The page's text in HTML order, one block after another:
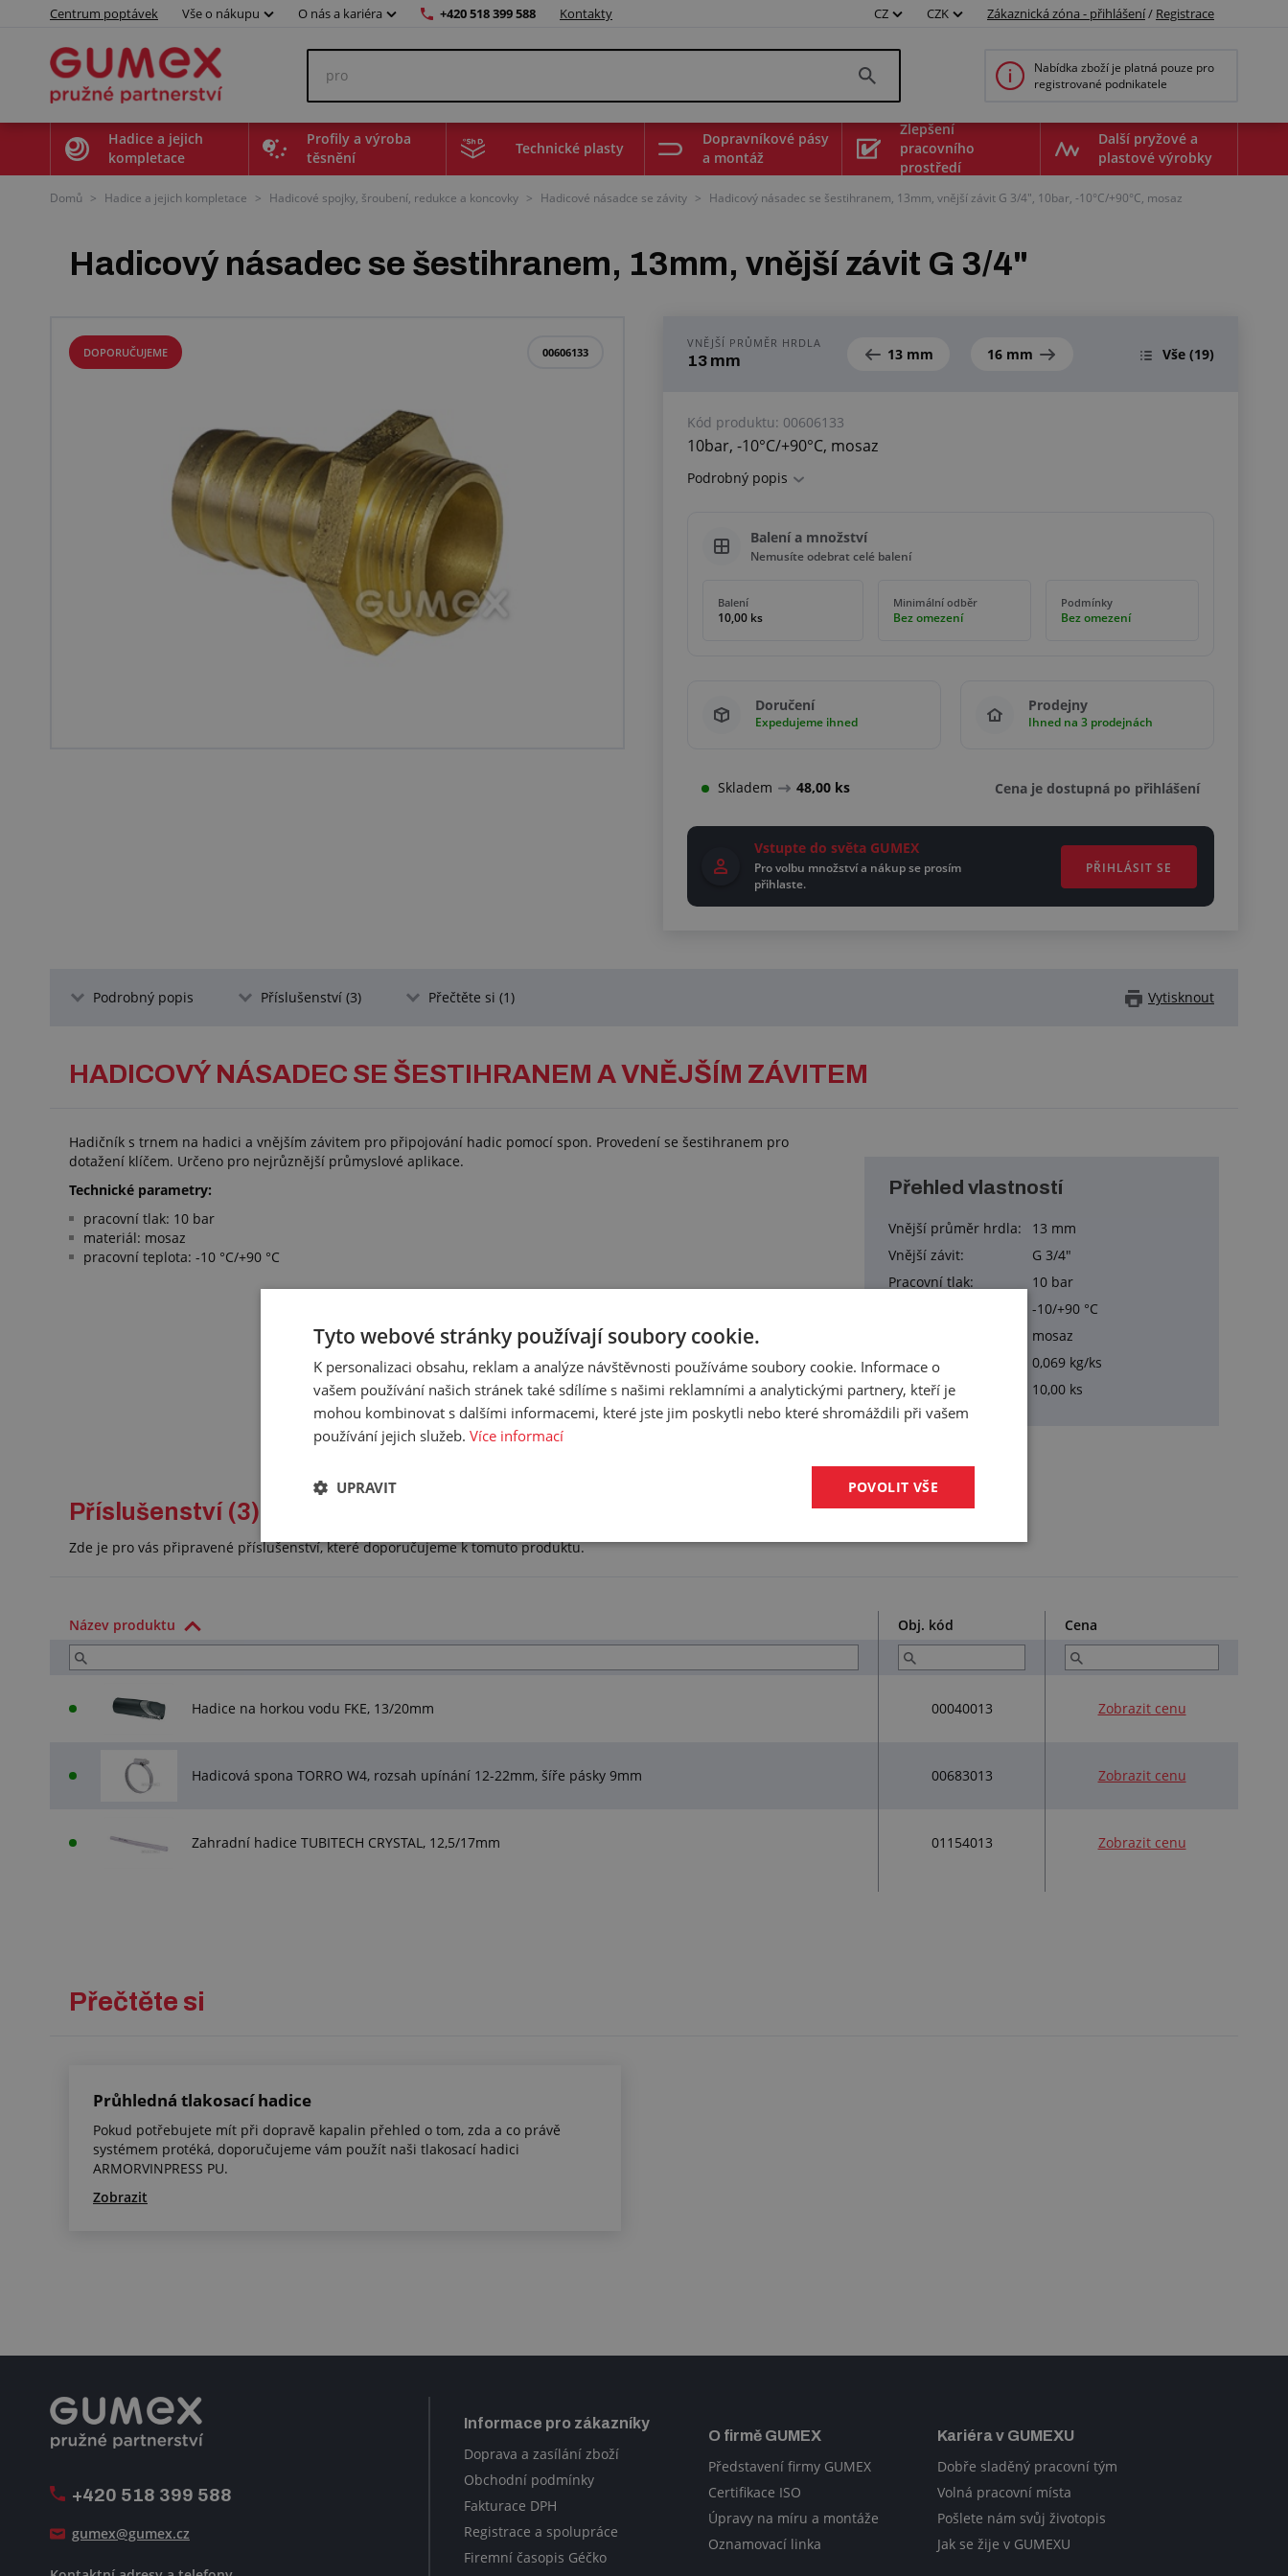
Centrum poptávek Vše o nákupu O nás a kariéra +420 518 399 588 Kontakty CZ CZK Zákaznická zóna - přihlášení/ Registrace
Nabídka zboží je platná pouze pro
registrované podnikatele
Hadice a jejich
kompletace
Profily a výroba
těsnění
Technické plasty
Dopravníkové pásy
a montáž
Zlepšení
pracovního
prostředí
Další pryžové a
plastové výrobky
Domů > Hadice a jejich kompletace > Hadicové spojky, šroubení, redukce a koncovky > Hadicové násadce se závity > Hadicový násadec se šestihranem, 13mm, vnější závit G 3/4", 10bar, -10°C/+90°C, mosaz
Hadicový násadec se šestihranem, 13mm, vnější závit G 3/4"
00606133
DOPORUČUJEME
VNĚJŠÍ PRŮMĚR HRDLA
13 mm 13 mm 16 mm Vše (19)
Kód produktu: 00606133
10bar, -10°C/+90°C, mosaz
Podrobný popis
Balení a množství
Nemusíte odebrat celé balení
Balení
10,00 ks
Minimální odběr
Bez omezení
Podmínky
Bez omezení
Doručení
Expedujeme ihned
Prodejny
Ihned na 3 prodejnách
Skladem 48,00 ks Cena je dostupná po přihlášení
Vstupte do světa GUMEX
Pro volbu množství a nákup se prosím
přihlaste.
PŘIHLÁSIT SE
Podrobný popis Příslušenství (3) Přečtěte si (1) Vytisknout
HADICOVÝ NÁSADEC SE ŠESTIHRANEM A VNĚJŠÍM ZÁVITEM
Hadičník s trnem na hadici a vnějším závitem pro připojování hadic pomocí spon. Provedení se šestihranem pro
dotažení klíčem. Určeno pro nejrůznější průmyslové aplikace.
Technické parametry:
pracovní tlak: 10 bar
materiál: mosaz
pracovní teplota: -10 °C/+90 °C
Přehled vlastností
Vnější průměr hrdla:
13 mm
Vnější závit:
G 3/4"
Pracovní tlak:
10 bar
-10/+90 °C
mosaz
Hmotnost:
0,069 kg/ks
Balení:
10,00 ks
Příslušenství (3)
Zde je pro vás připravené příslušenství, které doporučujeme k tomuto produktu.
Název produktu Obj. kód Cena
Hadice na horkou vodu FKE, 13/20mm 00040013 Zobrazit cenu
Hadicová spona TORRO W4, rozsah upínání 12-22mm, šíře pásky 9mm 00683013 Zobrazit cenu
Zahradní hadice TUBITECH CRYSTAL, 12,5/17mm 01154013 Zobrazit cenu
Přečtěte si
Průhledná tlakosací hadice
Pokud potřebujete mít při dopravě kapalin přehled o tom, zda a co právě
systémem protéká, doporučujeme vám použít naši tlakosací hadici
ARMORVINPRESS PU.
Zobrazit
+420 518 399 588
gumex@gumex.cz
Informace pro zákazníky
Doprava a zasílání zboží
Obchodní podmínky
Fakturace DPH
Registrace a spolupráce
Firemní časopis Géčko
O firmě GUMEX
Představení firmy GUMEX
Certifikace ISO
Úpravy na míru a montáže
Oznamovací linka
Kariéra v GUMEXU
Dobře sladěný pracovní tým
Volná pracovní místa
Pošlete nám svůj životopis
Jak se žije v GUMEXU
Tyto webové stránky používají soubory cookie.
K personalizaci obsahu, reklam a analýze návštěvnosti používáme soubory cookie. Informace o
vašem používání našich stránek také sdílíme s našimi reklamními a analytickými partnery, kteří je
mohou kombinovat s dalšími informacemi, které jste jim poskytli nebo které shromáždili při vašem
používání jejich služeb. Více informací
POVOLIT VŠE
UPRAVIT